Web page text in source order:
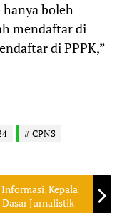
hanya boleh
mendaftar di
di PPPK,”
CPNS
Kepala
Jurnalistik